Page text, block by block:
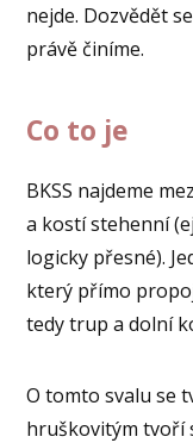
nejde. Dozvědět
právě činíme.
Co to je
BKSS najdeme
a kostí stehenní
logicky přesné).
který přímo
tedy trup a dolní
O tomto svalu se
hruškovitým tvoří